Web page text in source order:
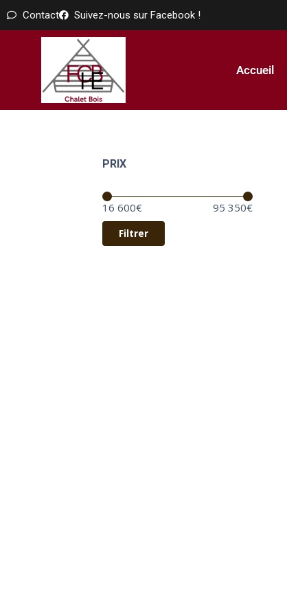
Contact Suivez-nous sur Facebook !
Accueil
PRIX
Filtrer
16 600€ 95 350€